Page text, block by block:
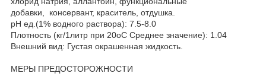
добавки, консервант, краситель, отдушка.
рН ед.(1% водного раствора): 7.5-8.0
Плотность (кг/1литр при 20оС Среднее значение): 1.04
Внешний вид: Густая окрашенная жидкость.
МЕРЫ ПРЕДОСТОРОЖНОСТИ